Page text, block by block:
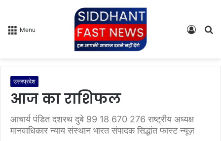
Menu
Log
उत्तरप्रदेश
आज का राशिफल
आचार्य पंडित दशरथ दुबे 99 18 670 276 राष्ट्रीय अध्यक्ष
मानवाधिकार न्याय संस्थान भारत संपादक सिद्धांत फास्ट न्यूज़